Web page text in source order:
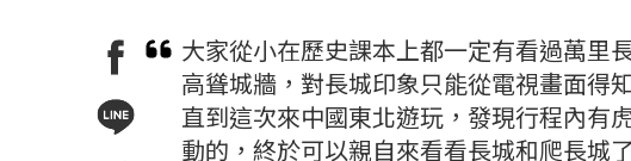
大家從小在歷史課本上都一定有看過萬里
高聳城牆，對長城印象只能從電視畫面得
直到這次來中國東北遊玩，發現行程內有
動的，終於可以親自來看看長城和爬長城